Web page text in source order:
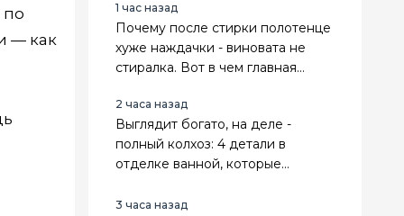
по
— как
1 час назад
Почему после стирки полотенце
хуже наждачки - виновата не
стиралка. Вот в чем главная
2 часа назад
Выглядит богато, на деле -
полный колхоз: 4 детали в
отделке ванной, которые
ремонт
3 часа назад